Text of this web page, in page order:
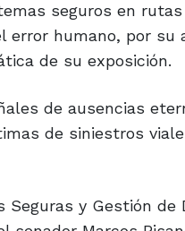
seguros en
error humano, por
de su exposición.
de ausencias
de siniestros
y Gestión